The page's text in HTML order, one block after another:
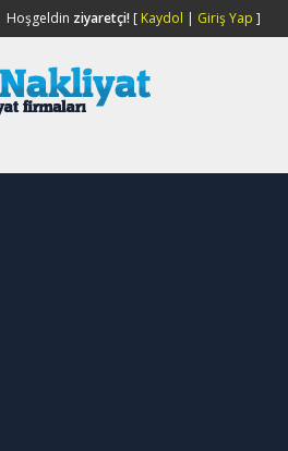
Hoşgeldin ziyaretçi![ Kaydol | Giriş Yap ]